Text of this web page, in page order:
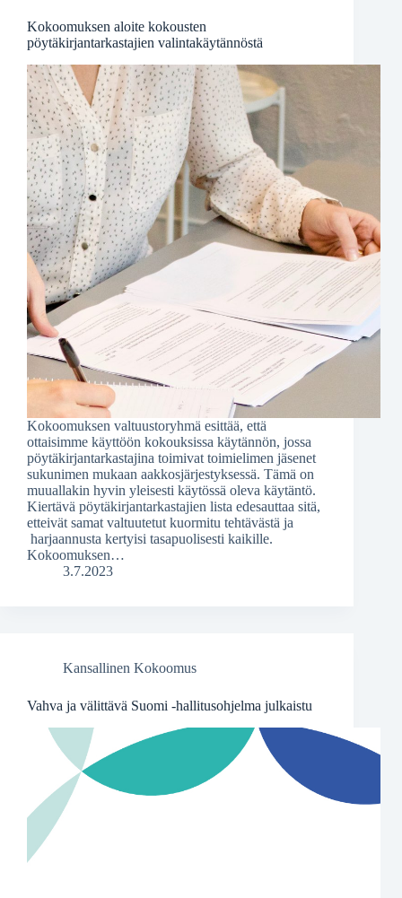
Kokoomuksen aloite kokousten
pöytäkirjantarkastajien valintakäytännöstä
Kokoomuksen valtuustoryhmä esittää, että
ottaisimme käyttöön kokouksissa käytännön, jossa
pöytäkirjantarkastajina toimivat toimielimen jäsenet
sukunimen mukaan aakkosjärjestyksessä. Tämä on
muuallakin hyvin yleisesti käytössä oleva käytäntö.
Kiertävä pöytäkirjantarkastajien lista edesauttaa sitä,
etteivät samat valtuutetut kuormitu tehtävästä ja
harjaannusta kertyisi tasapuolisesti kaikille.
Kokoomuksen…
3.7.2023
Kansallinen Kokoomus
Vahva ja välittävä Suomi -hallitusohjelma julkaistu